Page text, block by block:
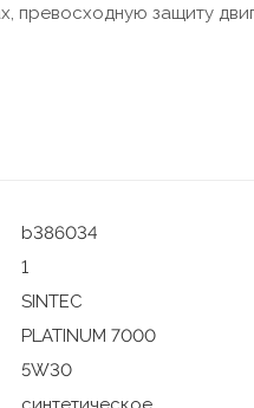
превосходную защиту
b386034
1
SINTEC
PLATINUM 7000
5W30